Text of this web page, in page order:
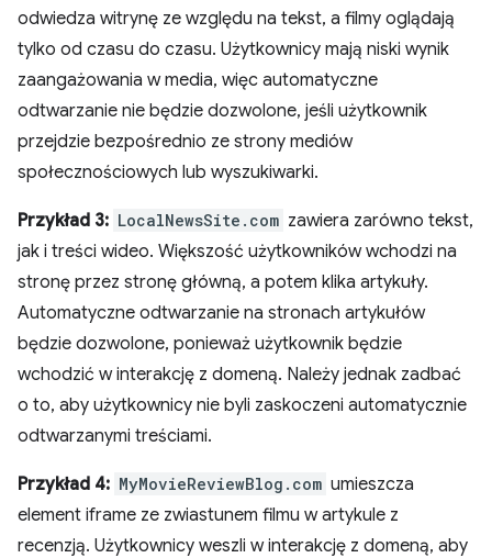
odwiedza witrynę ze względu na tekst, a filmy oglądają
tylko od czasu do czasu. Użytkownicy mają niski wynik
zaangażowania w media, więc automatyczne
odtwarzanie nie będzie dozwolone, jeśli użytkownik
przejdzie bezpośrednio ze strony mediów
społecznościowych lub wyszukiwarki.
Przykład 3: LocalNewsSite.com zawiera zarówno tekst,
jak i treści wideo. Większość użytkowników wchodzi na
stronę przez stronę główną, a potem klika artykuły.
Automatyczne odtwarzanie na stronach artykułów
będzie dozwolone, ponieważ użytkownik będzie
wchodzić w interakcję z domeną. Należy jednak zadbać
o to, aby użytkownicy nie byli zaskoczeni automatycznie
odtwarzanymi treściami.
Przykład 4: MyMovieReviewBlog.com umieszcza
element iframe ze zwiastunem filmu w artykule z
recenzją. Użytkownicy weszli w interakcję z domeną, aby